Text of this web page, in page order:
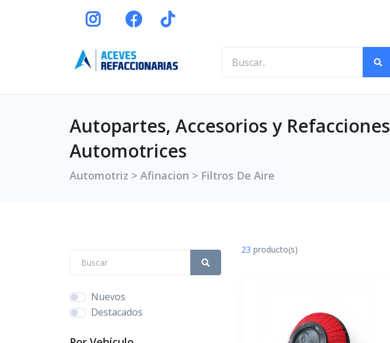
Autopartes, Accesorios y Refacciones
Automotrices
Automotriz > Afinacion > Filtros De Aire
Nuevos
Destacados
23 producto(s)